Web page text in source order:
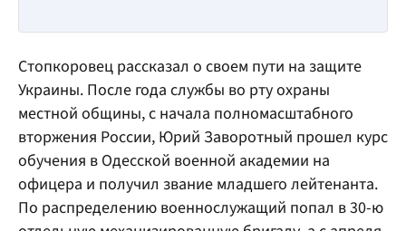
Стопкоровец рассказал о своем пути на защите
Украины. После года службы во рту охраны
местной общины, с начала полномасштабного
вторжения России, Юрий Заворотный прошел курс
обучения в Одесской военной академии на
офицера и получил звание младшего лейтенанта.
По распределению военнослужащий попал в 30-ю